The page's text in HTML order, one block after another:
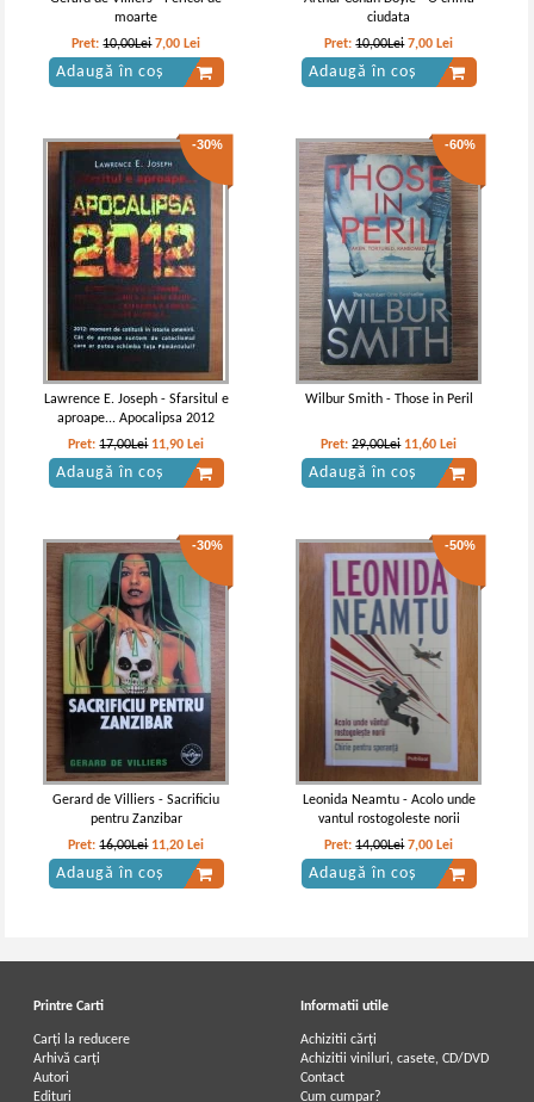
moarte
Pret:10,00Lei 7,00 Lei
Adaugă în coș
ciudata
Pret:10,00Lei 7,00 Lei
Adaugă în coș
-30%
Lawrence E. Joseph - Sfarsitul e
aproape... Apocalipsa 2012
Pret:17,00Lei 11,90 Lei
Adaugă în coș
-60%
Wilbur Smith - Those in Peril
Pret:29,00Lei 11,60 Lei
Adaugă în coș
-30%
Gerard de Villiers - Sacrificiu
pentru Zanzibar
Pret:16,00Lei 11,20 Lei
Adaugă în coș
-50%
Leonida Neamtu - Acolo unde
vantul rostogoleste norii
Pret:14,00Lei 7,00 Lei
Adaugă în coș
Printre Carti
Carți la reducere
Arhivă carți
Autori
Edituri
Informatii utile
Achizitii cărți
Achizitii viniluri, casete, CD/DVD
Contact
Cum cumpar?